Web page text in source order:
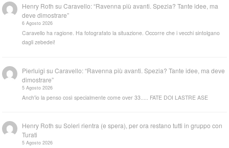
Henry Roth suCaravello: “Ravenna più avanti. Spezia? Tante idee, ma
deve dimostrare”
6 Agosto 2026
Caravello ha ragione. Ha fotografato la situazione. Occorre che i vecchi sintolgano
dagli zebedei!
Pierluigi suCaravello: “Ravenna più avanti. Spezia? Tante idee, ma deve
dimostrare”
5 Agosto 2026
Anch'io la penso così specialmente come over 33..... FATE DOI LASTRE ASE
Henry Roth suSoleri rientra (e spera), per ora restano tutti in gruppo con
Turati
5 Agosto 2026